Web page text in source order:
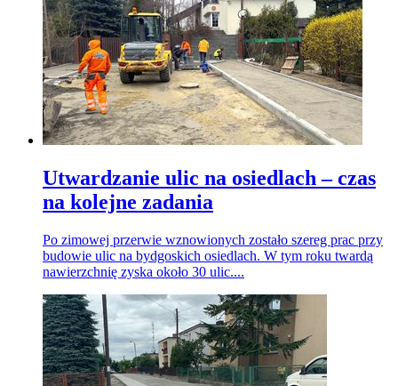
Utwardzanie ulic na osiedlach – czas
na kolejne zadania
Po zimowej przerwie wznowionych zostało szereg prac przy
budowie ulic na bydgoskich osiedlach. W tym roku twardą
nawierzchnię zyska około 30 ulic....